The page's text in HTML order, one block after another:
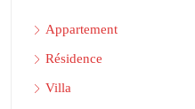
Appartement
Résidence
Villa